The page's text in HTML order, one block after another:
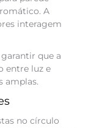
A
interagem
que a
entre luz e
amplas.
no círculo